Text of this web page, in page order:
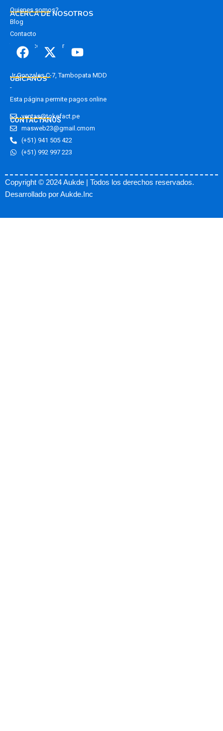
ACERCA DE NOSOTROS
Quienes somos?
Blog
Contacto
Trabaja con nosotros
F
c
e
b
o
o
k
X
-
t
w
t
t
e
r
Y
u
t
u
b
e
UBÍCANOS
Jr Gonzales C-7, Tambopata MDD
-
Esta página permite pagos online
CONTACTANOS
ventas@tokefact.pe
masweb23@gmail.cmom
(+51) 941 505 422
(+51) 992 997 223
Copyright © 2024 Aukde | Todos los derechos reservados.
Desarrollado porAukde.Inc